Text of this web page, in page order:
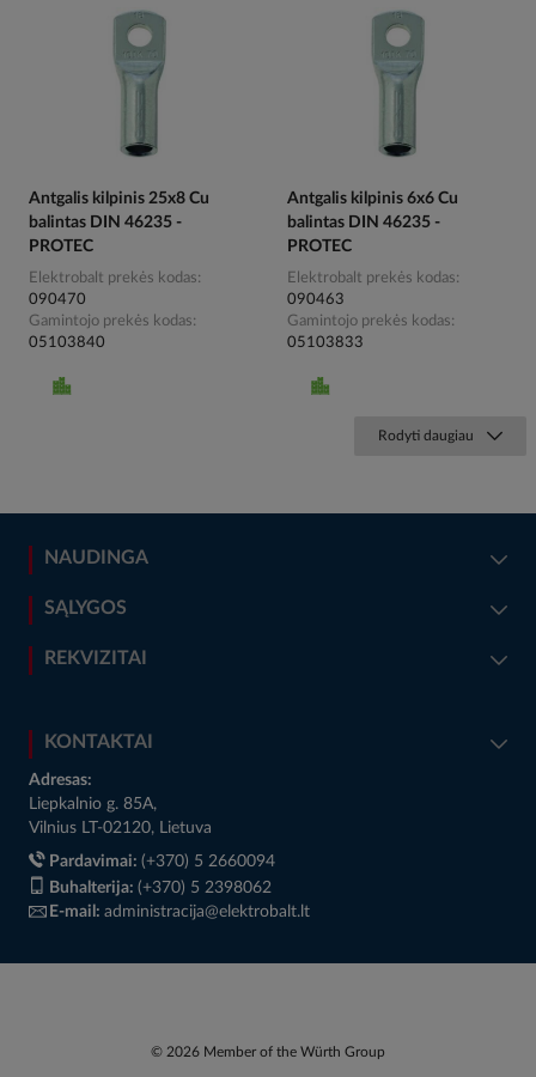
Antgalis kilpinis 25x8 Cu
balintas DIN 46235 -
PROTEC
Elektrobalt prekės kodas
090470
Gamintojo prekės kodas
05103840
Antgalis kilpinis 6x6 Cu
balintas DIN 46235 -
PROTEC
Elektrobalt prekės kodas
090463
Gamintojo prekės kodas
05103833
Rodyti daugiau
NAUDINGA
SĄLYGOS
REKVIZITAI
KONTAKTAI
Adresas:
Liepkalnio g. 85A,
Vilnius LT-02120, Lietuva
Pardavimai: (+370) 5 2660094
Buhalterija: (+370) 5 2398062
E-mail: administracija@elektrobalt.lt
© 2026 Member of the Würth Group